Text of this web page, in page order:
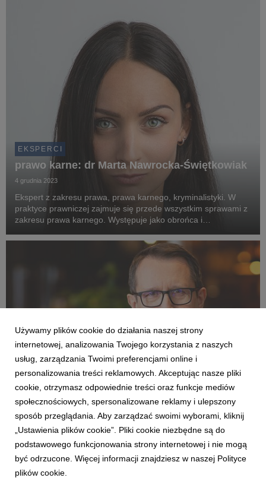
EKSPERCI
prawo karne: dr Marta Nawrocka-Świętkowiak
4 grudnia 2023
Ekspert z zakresu prawa, prawa karnego, kryminalistyki. W
praktyce prawniczej zajmuje się przede wszystkim sprawami z
zakresu prawa karnego. Występuje jako obrońca i
postępowaniach celno-skarbowych i gospodarczych.
EKSPERCI
zarzadzanie marką, marketing, reklama: dr
hab. Jacek Kall
2 grudnia 2020
Ekspert z zakresu zarządzania marką i komunikacją
marketingową. Posiada wieloletnie doświadczenie w branży
marketingowej. Autor książek o tematyce związanej z reklamą.
Używamy plików cookie do działania naszej strony
internetowej, analizowania Twojego korzystania z naszych
usług, zarządzania Twoimi preferencjami online i
personalizowania treści reklamowych. Akceptując nasze pliki
cookie, otrzymasz odpowiednie treści oraz funkcje mediów
społecznościowych, spersonalizowane reklamy i ulepszony
sposób przeglądania. Aby zarządzać swoimi wyborami, kliknij
„Ustawienia plików cookie”. Pliki cookie niezbędne są do
podstawowego funkcjonowania strony internetowej i nie mogą
być odrzucone. Więcej informacji znajdziesz w naszej Polityce
plików cookie.